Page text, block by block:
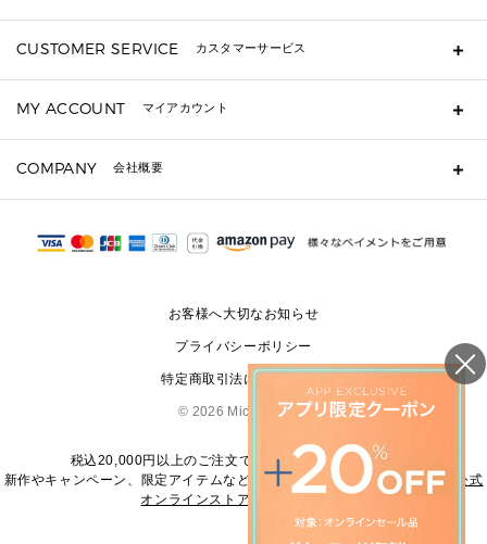
長財布
▶ 小物すべて
キーケース
定期ケース・カードケース・名刺入れ
ポーチ
サンダル
パンプス・フラット
▶ アクセサリー(チャーム・ストラップ・サングラス)
▶ 時計
▶ ジュエリー
CUSTOMER SERVICE カスタマーサービス
ギフト用にラッピングができますか？
ショッピングバッグを購入商品分送ってもらえますか？
注文後に完了メールが受信できないのですが？
サイズ交換はできますか？
MY ACCOUNT マイアカウント
COMPANY 会社概要
会社概要
お客様へ大切なお知らせ
プライバシーポリシー
特定商取引法に基づく表記
© 2026 Michael Kors
税込20,000円以上のご注文で送料無料にてお届けします
新作やキャンペーン、限定アイテムなどの最新情報は、 マイケル・コース公式
オンラインストア